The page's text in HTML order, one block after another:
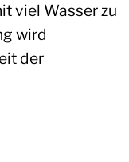
viel Wasser zu
wird
der